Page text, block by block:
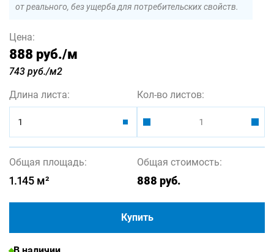
от реального, без ущерба для потребительских свойств.
Цена:
888 руб./м
743 руб./м2
Длина листа:
1
Кол-во листов:
Общая площадь:
1.145 м²
Общая стоимость:
888 руб.
Купить